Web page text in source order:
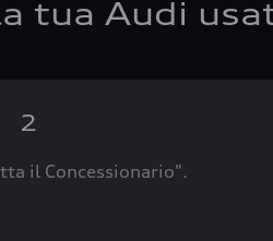
tua Audi
2
il Concessionario".